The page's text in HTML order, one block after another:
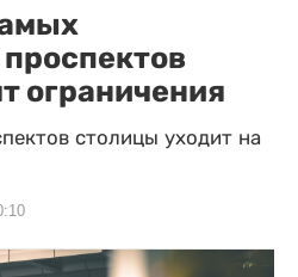
ограничения
столицы уходит на